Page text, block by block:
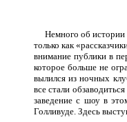
Немного об истории
только как
внимание публики в
которое больше не
вылился из ночных
все стали
заведение с шоу в
Голливуде. Здесь